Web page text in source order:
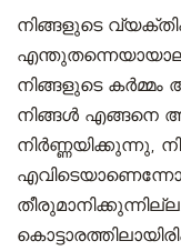
നിങ്ങളുടെ
നിങ്ങളുടെ
നിങ്ങൾ എങ്ങനെ
നിർണ്ണയിക്കുന്നു,